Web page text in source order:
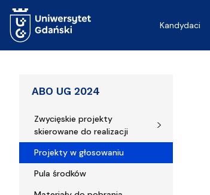
Kandydaci
ABO UG 2024
Zwycięskie projekty
skierowane do realizacji
Projekty w głosowaniu
Pula środków